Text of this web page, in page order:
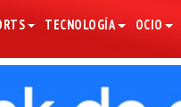
TECNOLOGÍA OCIO